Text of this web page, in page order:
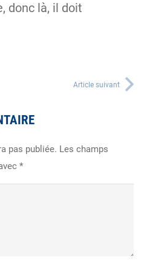
donc là, il doit
Article suivant
pas publiée. Les champs
*